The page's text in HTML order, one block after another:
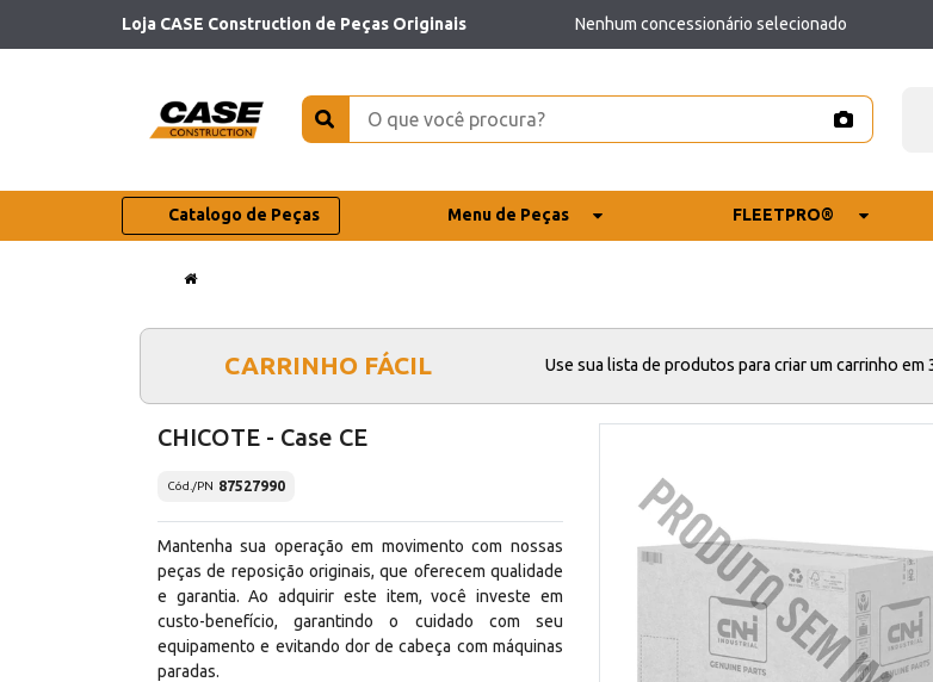
Loja CASE Construction de Peças Originais Nenhum concessionário selecionado
Catalogo de Peças Menu de Peças FLEETPRO®
CARRINHO FÁCIL Use sua lista de produtos para criar um carrinho em
CHICOTE - Case CE
Cód./PN 87527990
Mantenha sua operação em movimento com nossas
peças de reposição originais, que oferecem qualidade
e garantia. Ao adquirir este item, você investe em
custo-benefício, garantindo o cuidado com seu
equipamento e evitando dor de cabeça com máquinas
paradas.